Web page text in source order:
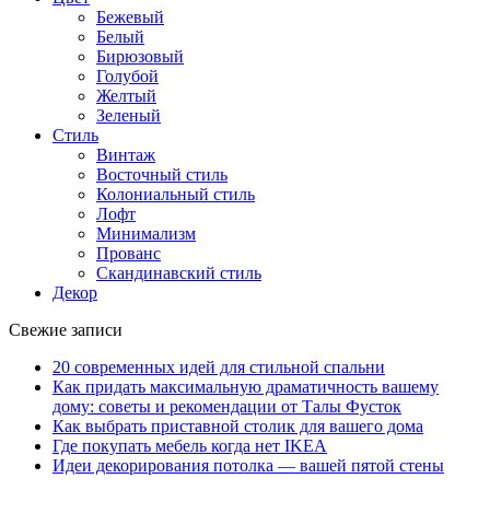
Бежевый
Белый
Бирюзовый
Голубой
Желтый
Зеленый
Стиль
Винтаж
Восточный стиль
Колониальный стиль
Лофт
Минимализм
Прованс
Скандинавский стиль
Декор
Свежие записи
20 современных идей для стильной спальни
Как придать максимальную драматичность вашему
дому: советы и рекомендации от Талы Фусток
Как выбрать приставной столик для вашего дома
Где покупать мебель когда нет IKEA
Идеи декорирования потолка — вашей пятой стены